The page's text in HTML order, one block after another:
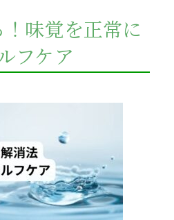
味覚を正常に
フケア